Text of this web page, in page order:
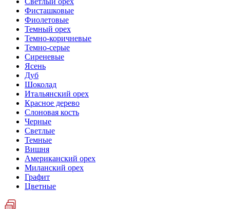
Фисташковые
Фиолетовые
Темный орех
Темно-коричневые
Темно-серые
Сиреневые
Ясень
Дуб
Шоколад
Итальянский орех
Красное дерево
Слоновая кость
Черные
Светлые
Темные
Вишня
Американский орех
Миланский орех
Графит
Цветные